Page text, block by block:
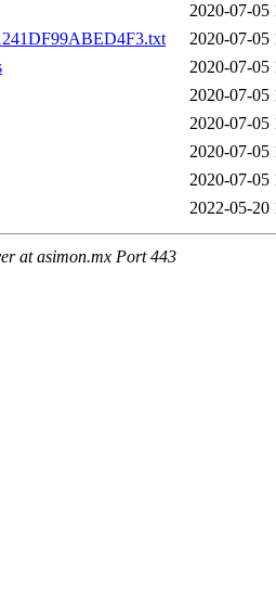
2020-07-05
2020-07-05
2020-07-05
2020-07-05
2020-07-05
2020-07-05
2020-07-05
2022-05-20
at asimon.mx Port 443